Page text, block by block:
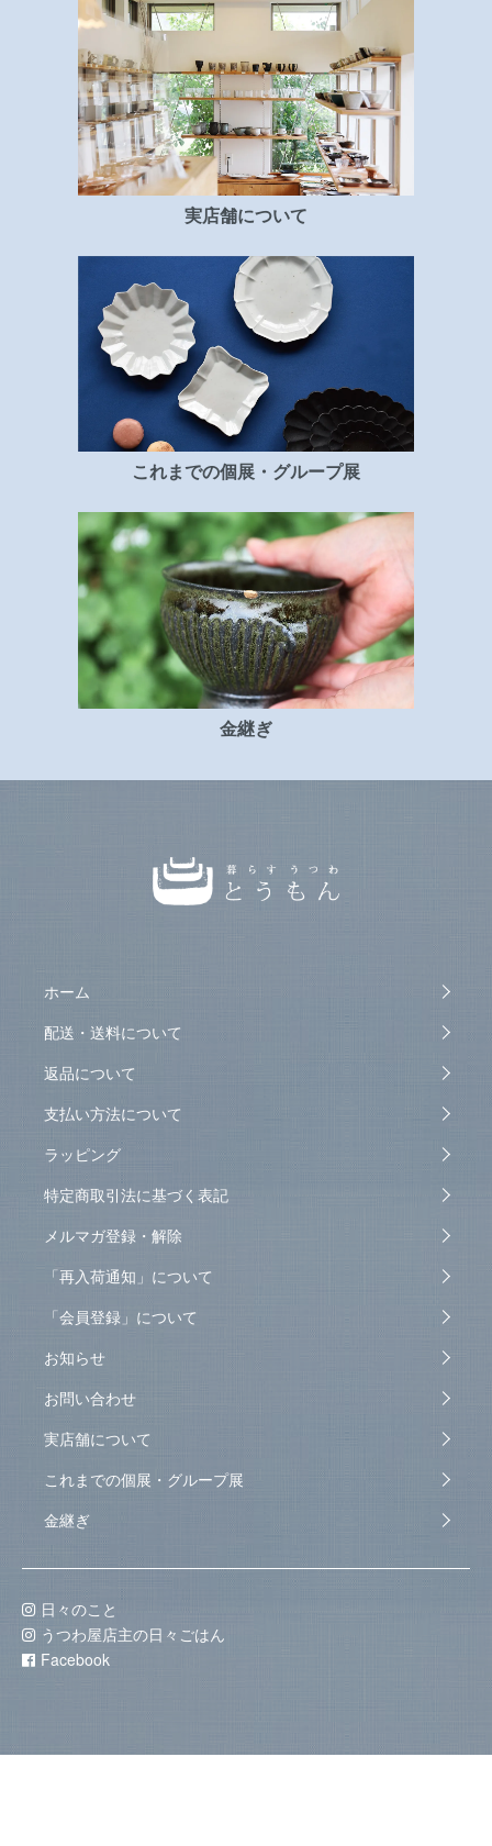
実店舗について
これまでの個展・グループ展
金継ぎ
ホーム
配送・送料について
返品について
支払い方法について
ラッピング
特定商取引法に基づく表記
メルマガ登録・解除
「再入荷通知」について
「会員登録」について
お知らせ
お問い合わせ
実店舗について
これまでの個展・グループ展
金継ぎ
日々のこと
うつわ屋店主の日々ごはん
Facebook